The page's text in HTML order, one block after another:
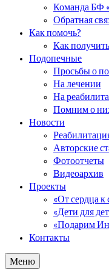
Команда БФ
Обратная
Как помочь?
Как
Подопечные
Просьбы о
На лечении
На
Помним о
Новости
Авторские
Фотоотчеты
Видеоархив
Проекты
«От сердца к
«Дети для
«Подарим
Контакты
Меню